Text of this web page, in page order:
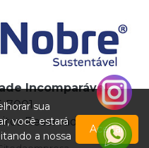
Incomparável
7001
Reservados
sua
você estará
a nossa
Aceitar